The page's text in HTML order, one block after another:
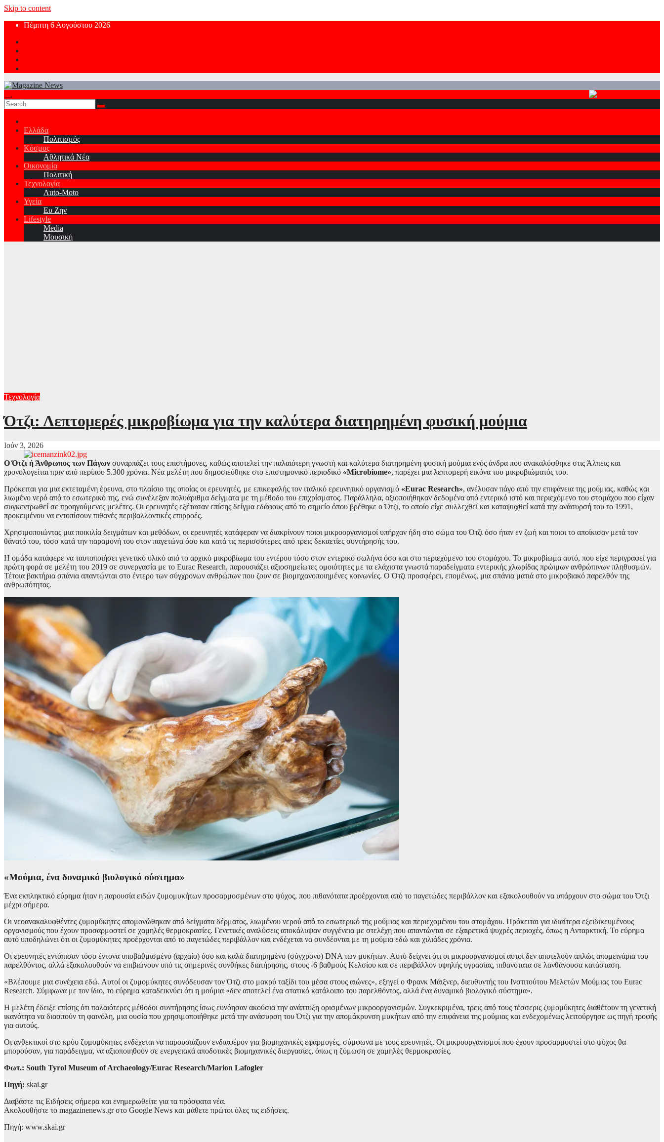
Skip to content
Πέμπτη 6 Αυγούστου 2026
Ελλάδα
Πολιτισμός
Κόσμος
Αθλητικά Νέα
Οικονομία
Πολιτική
Τεχνολογία
Auto-Moto
Υγεία
Ευ Ζην
Lifestyle
Media
Μουσική
Τεχνολογία
Ότζι: Λεπτομερές μικροβίωμα για την καλύτερα διατηρημένη φυσική μούμια
Ιούν 3, 2026
Ο Ότζι ή Άνθρωπος των Πάγων συναρπάζει τους επιστήμονες, καθώς αποτελεί την παλαιότερη γνωστή και καλύτερα διατηρημένη φυσική μούμια ενός άνδρα που ανακαλύφθηκε στις Άλπεις και
χρονολογείται πριν από περίπου 5.300 χρόνια. Νέα μελέτη που δημοσιεύθηκε στο επιστημονικό περιοδικό «Microbiome», παρέχει μια λεπτομερή εικόνα του μικροβιώματός του.
Πρόκειται για μια εκτεταμένη έρευνα, στο πλαίσιο της οποίας οι ερευνητές, με επικεφαλής τον ιταλικό ερευνητικό οργανισμό «Eurac Research», ανέλυσαν πάγο από την επιφάνεια της μούμιας, καθώς και
λιωμένο νερό από το εσωτερικό της, ενώ συνέλεξαν πολυάριθμα δείγματα με τη μέθοδο του επιχρίσματος. Παράλληλα, αξιοποιήθηκαν δεδομένα από εντερικό ιστό και περιεχόμενο του στομάχου που είχαν
συγκεντρωθεί σε προηγούμενες μελέτες. Οι ερευνητές εξέτασαν επίσης δείγμα εδάφους από το σημείο όπου βρέθηκε ο Ότζι, το οποίο είχε συλλεχθεί και καταψυχθεί κατά την ανάσυρσή του το 1991,
προκειμένου να εντοπίσουν πιθανές περιβαλλοντικές επιρροές.
Χρησιμοποιώντας μια ποικιλία δειγμάτων και μεθόδων, οι ερευνητές κατάφεραν να διακρίνουν ποιοι μικροοργανισμοί υπήρχαν ήδη στο σώμα του Ότζι όσο ήταν εν ζωή και ποιοι το αποίκισαν μετά τον
θάνατό του, τόσο κατά την παραμονή του στον παγετώνα όσο και κατά τις περισσότερες από τρεις δεκαετίες συντήρησής του.
Η ομάδα κατάφερε να ταυτοποιήσει γενετικό υλικό από το αρχικό μικροβίωμα του εντέρου τόσο στον εντερικό σωλήνα όσο και στο περιεχόμενο του στομάχου. Το μικροβίωμα αυτό, που είχε περιγραφεί για
πρώτη φορά σε μελέτη του 2019 σε συνεργασία με το Eurac Research, παρουσιάζει αξιοσημείωτες ομοιότητες με τα ελάχιστα γνωστά παραδείγματα εντερικής χλωρίδας πρώιμων ανθρώπινων πληθυσμών.
Τέτοια βακτήρια σπάνια απαντώνται στο έντερο των σύγχρονων ανθρώπων που ζουν σε βιομηχανοποιημένες κοινωνίες. Ο Ότζι προσφέρει, επομένως, μια σπάνια ματιά στο μικροβιακό παρελθόν της
ανθρωπότητας.
«Μούμια, ένα δυναμικό βιολογικό σύστημα»
Ένα εκπληκτικό εύρημα ήταν η παρουσία ειδών ζυμομυκήτων προσαρμοσμένων στο ψύχος, που πιθανότατα προέρχονται από το παγετώδες περιβάλλον και εξακολουθούν να υπάρχουν στο σώμα του Ότζι
μέχρι σήμερα.
Οι νεοανακαλυφθέντες ζυμομύκητες απομονώθηκαν από δείγματα δέρματος, λιωμένου νερού από το εσωτερικό της μούμιας και περιεχομένου του στομάχου. Πρόκειται για ιδιαίτερα εξειδικευμένους
οργανισμούς που έχουν προσαρμοστεί σε χαμηλές θερμοκρασίες. Γενετικές αναλύσεις αποκάλυψαν συγγένεια με στελέχη που απαντώνται σε εξαιρετικά ψυχρές περιοχές, όπως η Ανταρκτική. Το εύρημα
αυτό υποδηλώνει ότι οι ζυμομύκητες προέρχονται από το παγετώδες περιβάλλον και ενδέχεται να συνδέονται με τη μούμια εδώ και χιλιάδες χρόνια.
Οι ερευνητές εντόπισαν τόσο έντονα υποβαθμισμένο (αρχαίο) όσο και καλά διατηρημένο (σύγχρονο) DNA των μυκήτων. Αυτό δείχνει ότι οι μικροοργανισμοί αυτοί δεν αποτελούν απλώς απομεινάρια του
παρελθόντος, αλλά εξακολουθούν να επιβιώνουν υπό τις σημερινές συνθήκες διατήρησης, στους -6 βαθμούς Κελσίου και σε περιβάλλον υψηλής υγρασίας, πιθανότατα σε λανθάνουσα κατάσταση.
«Βλέπουμε μια συνέχεια εδώ. Αυτοί οι ζυμομύκητες συνόδευσαν τον Ότζι στο μακρύ ταξίδι του μέσα στους αιώνες», εξηγεί ο Φρανκ Μάιξνερ, διευθυντής του Ινστιτούτου Μελετών Μούμιας του Eurac
Research. Σύμφωνα με τον ίδιο, το εύρημα καταδεικνύει ότι η μούμια «δεν αποτελεί ένα στατικό κατάλοιπο του παρελθόντος, αλλά ένα δυναμικό βιολογικό σύστημα».
Η μελέτη έδειξε επίσης ότι παλαιότερες μέθοδοι συντήρησης ίσως ευνόησαν ακούσια την ανάπτυξη ορισμένων μικροοργανισμών. Συγκεκριμένα, τρεις από τους τέσσερις ζυμομύκητες διαθέτουν τη γενετική
ικανότητα να διασπούν τη φαινόλη, μια ουσία που χρησιμοποιήθηκε μετά την ανάσυρση του Ότζι για την απομάκρυνση μυκήτων από την επιφάνεια της μούμιας και ενδεχομένως λειτούργησε ως πηγή τροφής
για αυτούς.
Οι ανθεκτικοί στο κρύο ζυμομύκητες ενδέχεται να παρουσιάζουν ενδιαφέρον για βιομηχανικές εφαρμογές, σύμφωνα με τους ερευνητές. Οι μικροοργανισμοί που έχουν προσαρμοστεί στο ψύχος θα
μπορούσαν, για παράδειγμα, να αξιοποιηθούν σε ενεργειακά αποδοτικές βιομηχανικές διεργασίες, όπως η ζύμωση σε χαμηλές θερμοκρασίες.
Φωτ.: South Tyrol Museum of Archaeology/Eurac Research/Marion Lafogler
Πηγή: skai.gr
Διαβάστε τις Ειδήσεις σήμερα και ενημερωθείτε για τα πρόσφατα νέα.
Ακολουθήστε το magazinenews.gr στο Google News και μάθετε πρώτοι όλες τις ειδήσεις.
Πηγή: www.skai.gr